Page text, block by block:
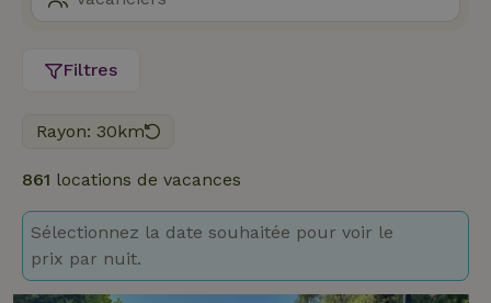
Filtres
Rayon: 30km
861 locations de vacances
Sélectionnez la date souhaitée pour voir le
prix par nuit.